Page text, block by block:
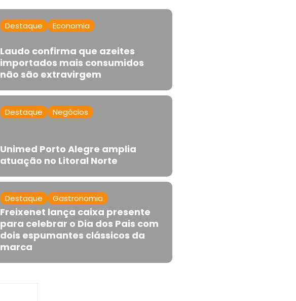
Destaque Economia
Laudo confirma que azeites
importados mais consumidos
não são extravirgem
Destaque Negócios
Unimed Porto Alegre amplia
atuação no Litoral Norte
Destaque Gastronomia
Freixenet lança caixa presente
para celebrar o Dia dos Pais com
dois espumantes clássicos da
marca